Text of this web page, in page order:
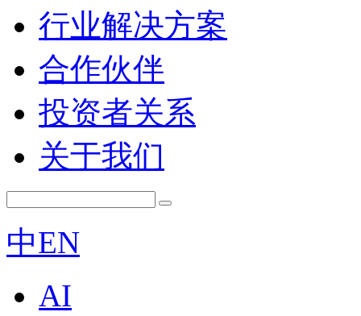
行业解决方案
合作伙伴
投资者关系
关于我们
中EN
AI